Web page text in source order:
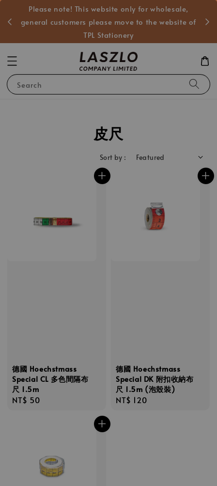
Please note! This website only for wholesale,
general customers please move to the website of
TPL Stationery
Search
皮尺
Sort by :
德國 Hoechstmass
Special CL 多色間隔布
尺 1.5m
Regular
NT$ 50
德國 Hoechstmass
Special DK 附扣收納布
尺 1.5m (泡殼裝)
Regular
NT$ 120